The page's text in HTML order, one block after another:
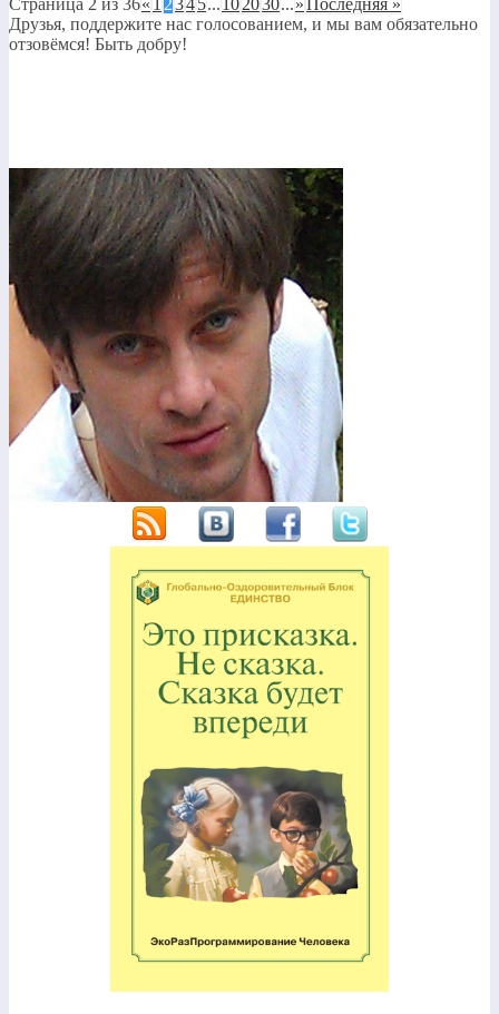
Друзья, поддержите нас голосованием, и мы вам обязательно
отзовёмся! Быть добру!